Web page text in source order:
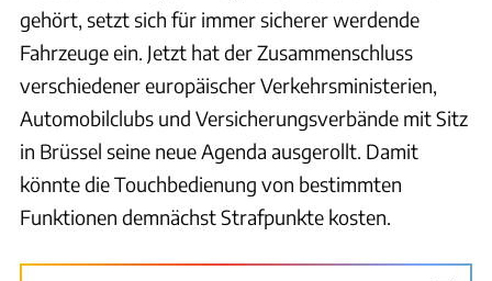
gehört, setzt sich für immer sicherer werdende
Fahrzeuge ein. Jetzt hat der Zusammenschluss
verschiedener europäischer Verkehrsministerien,
Automobilclubs und Versicherungsverbände mit Sitz
in Brüssel seine neue Agenda ausgerollt. Damit
könnte die Touchbedienung von bestimmten
Funktionen demnächst Strafpunkte kosten.